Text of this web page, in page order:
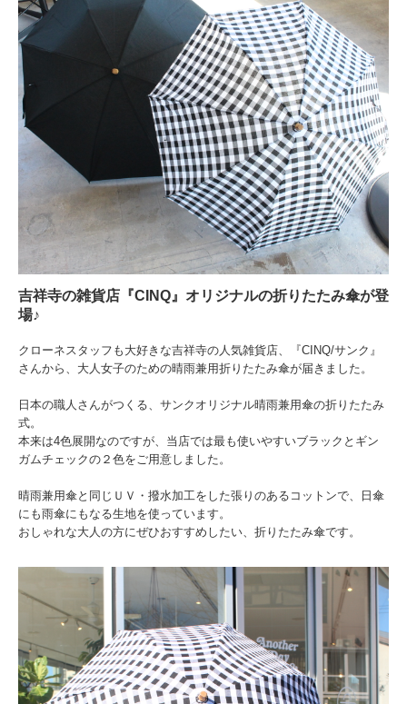
吉祥寺の雑貨店『CINQ』オリジナルの折りたたみ傘が登
場♪
クローネスタッフも大好きな吉祥寺の人気雑貨店、『CINQ/サンク』
さんから、大人女子のための晴雨兼用折りたたみ傘が届きました。
日本の職人さんがつくる、サンクオリジナル晴雨兼用傘の折りたたみ
式。
本来は4色展開なのですが、当店では最も使いやすいブラックとギン
ガムチェックの２色をご用意しました。
晴雨兼用傘と同じＵＶ・撥水加工をした張りのあるコットンで、日傘
にも雨傘にもなる生地を使っています。
おしゃれな大人の方にぜひおすすめしたい、折りたたみ傘です。